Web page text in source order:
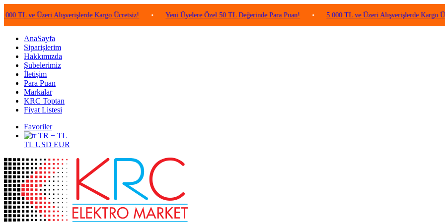
Üzeri Alışverişlerde Kargo Ücretsiz! • Yeni Üyelere Özel 50 TL Değerinde Para Puan! • 5.000 TL ve Üzeri Alışverişlerde Kargo Ücretsiz!
AnaSayfa
Siparişlerim
Hakkımızda
Şubelerimiz
İletişim
Para Puan
Markalar
KRC Toptan
Fiyat Listesi
Favoriler
TR − TL
TL USD EUR